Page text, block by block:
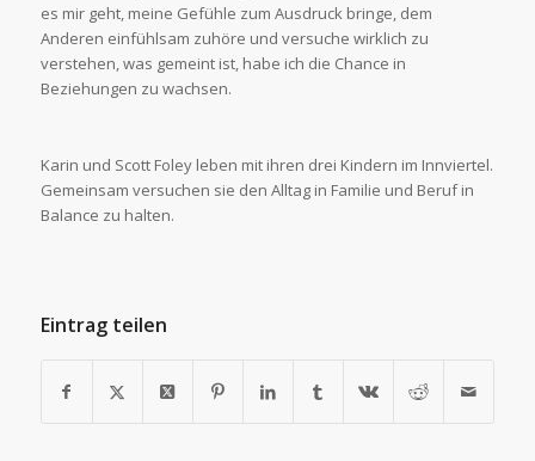
es mir geht, meine Gefühle zum Ausdruck bringe, dem
Anderen einfühlsam zuhöre und versuche wirklich zu
verstehen, was gemeint ist, habe ich die Chance in
Beziehungen zu wachsen.
Karin und Scott Foley leben mit ihren drei Kindern im Innviertel.
Gemeinsam versuchen sie den Alltag in Familie und Beruf in
Balance zu halten.
Eintrag teilen